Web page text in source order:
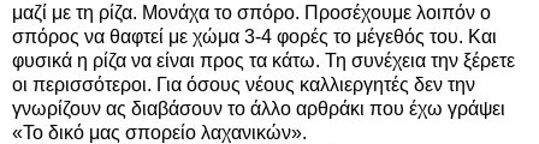
μαζί με τη ρίζα. Μονάχα το σπόρο. Προσέχουμε λοιπόν ο
σπόρος να θαφτεί με χώμα 3-4 φορές το μέγεθός του. Και
φυσικά η ρίζα να είναι προς τα κάτω. Τη συνέχεια την ξέρετε
οι περισσότεροι. Για όσους νέους καλλιεργητές δεν την
γνωρίζουν ας διαβάσουν το άλλο αρθράκι που έχω γράψει
«Το δικό μας σπορείο λαχανικών».